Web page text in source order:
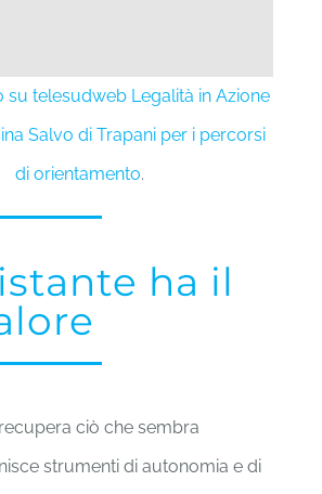
su telesudweb Legalità in Azione
Salvo di Trapani per i percorsi
di orientamento.
ha il
ciò che sembra
strumenti di autonomia e di